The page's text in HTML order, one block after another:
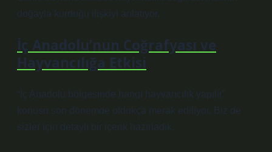
doğayla kurduğu ilişkiyi anlatıyor.
İç Anadolu’nun Coğrafyası ve
Hayvancılığa Etkisi
“İç Anadolu bölgesinde hangi hayvancılık yapılır”
konusu son dönemde oldukça merak ediliyor. Biz de
sizler için detaylı bir içerik hazırladık.